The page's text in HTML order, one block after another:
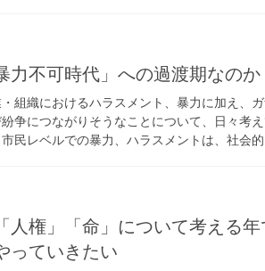
力不可時代」への過渡期なのか
組織におけるハラスメント、暴力に加え、
争につながりそうなことについて、日々考
民レベルでの暴力、ハラスメントは、社会
人権」「命」について考える
っていきたい